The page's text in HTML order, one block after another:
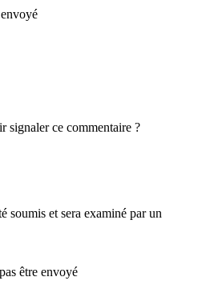
signaler ce commentaire ?
soumis et sera examiné par un
être envoyé